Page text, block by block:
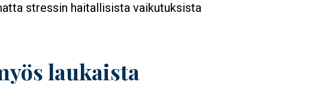
stressin haitallisista vaikutuksista
laukaista